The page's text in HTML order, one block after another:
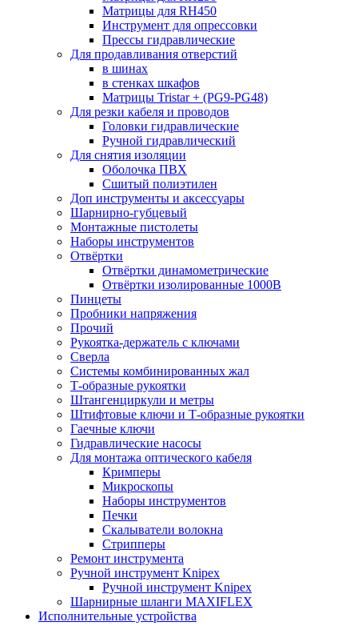
Матрицы для RH450
Инструмент для опрессовки
Прессы гидравлические
Для продавливания отверстий
в шинах
в стенках шкафов
Матрицы Tristar + (PG9-PG48)
Для резки кабеля и проводов
Головки гидравлические
Ручной гидравлический
Для снятия изоляции
Оболочка ПВХ
Сшитый полиэтилен
Доп инструменты и аксессуары
Шарнирно-губцевый
Монтажные пистолеты
Наборы инструментов
Отвёртки
Отвёртки динамометрические
Отвёртки изолированные 1000В
Пинцеты
Пробники напряжения
Прочий
Рукоятка-держатель с ключами
Сверла
Системы комбинированных жал
Т-образные рукоятки
Штангенциркули и метры
Штифтовые ключи и Т-образные рукоятки
Гаечные ключи
Гидравлические насосы
Для монтажа оптического кабеля
Кримперы
Микроскопы
Наборы инструментов
Печки
Скалыватели волокна
Стрипперы
Ремонт инструмента
Ручной инструмент Knipex
Ручной инструмент Knipex
Шарнирные шланги MAXIFLEX
Исполнительные устройства